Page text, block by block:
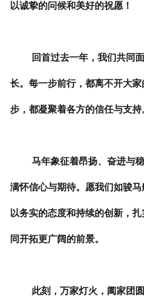
以诚挚的问候和美好的祝愿！
回首过去一年，我们共同
长。每一步前行，都离不开大
步，都凝聚着各方的信任与支持
马年象征着昂扬、奋进与
满怀信心与期待。愿我们如骏马
以务实的态度和持续的创新，
同开拓更广阔的前景。
此刻，万家灯火，阖家团